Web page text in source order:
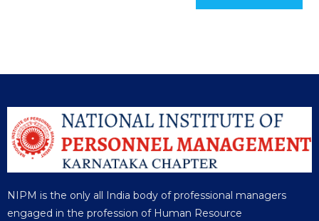
NIPM is the only all India body of professional managers
engaged in the profession of Human Resource